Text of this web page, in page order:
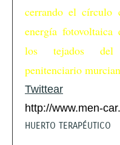
cerrando el
energía fotovoltaica
los tejados del
penitenciario
Twittear
http://www.men-
HUERTO TERAPÉUTICO